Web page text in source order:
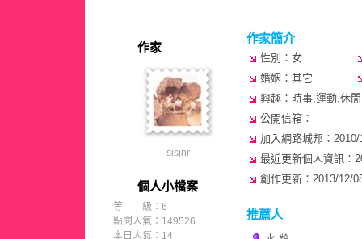
作家
sisjnr
個人小檔案
等 級：6
點閱人氣：149526
本日人氣：14
作家簡介
性別：女
婚姻：其它
興趣：時事,運動,休
公開信箱：
加入網路城邦：
最近更新個人資訊：
創作更新：2013/12/
推薦人